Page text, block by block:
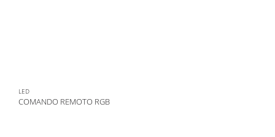
LED
COMANDO REMOTO RGB